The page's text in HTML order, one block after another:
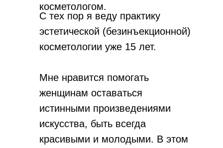
косметологом.
С тех пор я веду практику
эстетической (безинъекционной)
косметологии уже 15 лет.
Мне нравится помогать
женщинам оставаться
истинными произведениями
искусства, быть всегда
красивыми и молодыми. В этом